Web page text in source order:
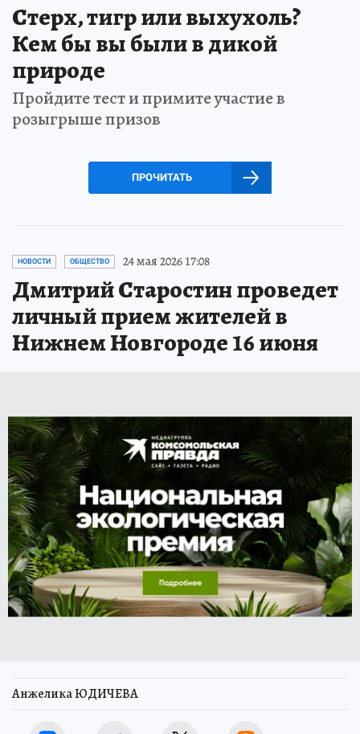
Стерх, тигр или выхухоль?
Кем бы вы были в дикой
природе
Пройдите тест и примите участие в
розыгрыше призов
ПРОЧИТАТЬ
НОВОСТИ ОБЩЕСТВО 24 мая 2026 17:08
Дмитрий Старостин проведет
личный прием жителей в
Нижнем Новгороде 16 июня
Анжелика ЮДИЧЕВА